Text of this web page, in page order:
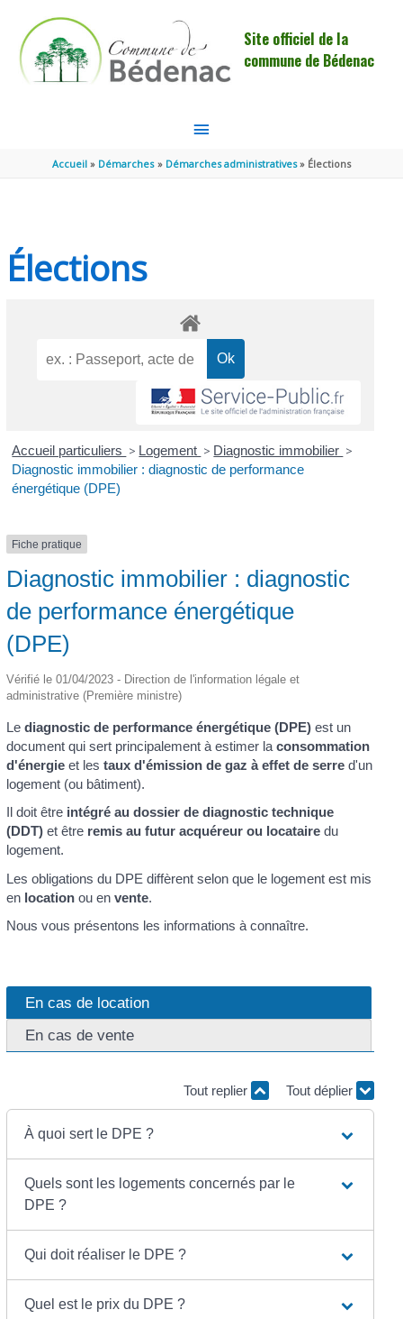
Site officiel de la
commune de Bédenac
MENU
PRINCIPAL
Accueil Démarches Démarches administratives Élections
Élections
Accueil particuliers > Logement > Diagnostic immobilier >
Diagnostic immobilier : diagnostic de performance
énergétique (DPE)
Fiche pratique
Diagnostic immobilier : diagnostic
de performance énergétique
(DPE)
Vérifié le 01/04/2023 - Direction de l'information légale et
administrative (Première ministre)
Le diagnostic de performance énergétique (DPE)est un
document qui sert principalement à estimer la consommation
d'énergieet les taux d'émission de gaz à effet de serred'un
logement (ou bâtiment).
Il doit être intégré au dossier de diagnostic technique
(DDT)et être remis au futur acquéreur ou locatairedu
logement.
Les obligations du DPE diffèrent selon que le logement est mis
en locationou en vente.
Nous vous présentons les informations à connaître.
En cas de location
En cas de vente
Tout replier Tout déplier
À quoi sert le DPE ?
Quels sont les logements concernés par le
DPE ?
Qui doit réaliser le DPE ?
Quel est le prix du DPE ?